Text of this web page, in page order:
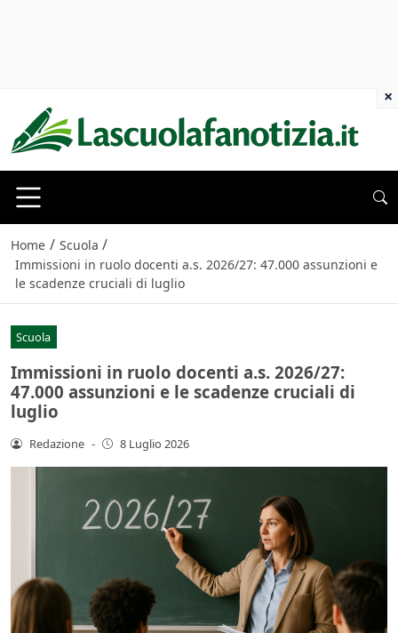
Home / Scuola /
Immissioni in ruolo docenti a.s. 2026/27: 47.000 assunzioni e
le scadenze cruciali di luglio
Scuola
Immissioni in ruolo docenti a.s. 2026/27:
47.000 assunzioni e le scadenze cruciali di
luglio
Redazione - 8 Luglio 2026
×